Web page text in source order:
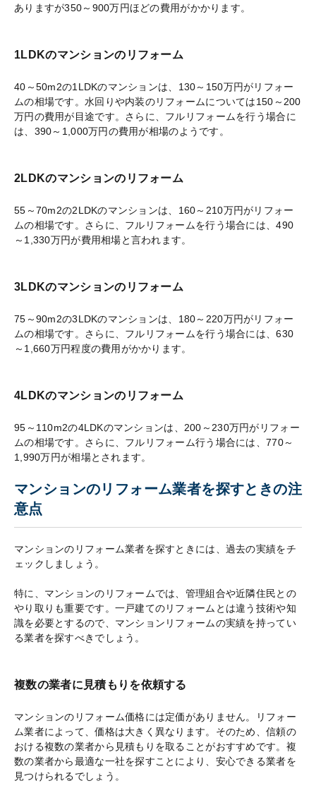
ありますが350～900万円ほどの費用がかかります。
1LDKのマンションのリフォーム
40～50m2の1LDKのマンションは、130～150万円がリフォー
ムの相場です。水回りや内装のリフォームについては150～200
万円の費用が目途です。さらに、フルリフォームを行う場合に
は、390～1,000万円の費用が相場のようです。
2LDKのマンションのリフォーム
55～70m2の2LDKのマンションは、160～210万円がリフォー
ムの相場です。さらに、フルリフォームを行う場合には、490
～1,330万円が費用相場と言われます。
3LDKのマンションのリフォーム
75～90m2の3LDKのマンションは、180～220万円がリフォー
ムの相場です。さらに、フルリフォームを行う場合には、630
～1,660万円程度の費用がかかります。
4LDKのマンションのリフォーム
95～110m2の4LDKのマンションは、200～230万円がリフォー
ムの相場です。さらに、フルリフォーム行う場合には、770～
1,990万円が相場とされます。
マンションのリフォーム業者を探すときの注
意点
マンションのリフォーム業者を探すときには、過去の実績をチ
ェックしましょう。
特に、マンションのリフォームでは、管理組合や近隣住民との
やり取りも重要です。一戸建てのリフォームとは違う技術や知
識を必要とするので、マンションリフォームの実績を持ってい
る業者を探すべきでしょう。
複数の業者に見積もりを依頼する
マンションのリフォーム価格には定価がありません。リフォー
ム業者によって、価格は大きく異なります。そのため、信頼の
おける複数の業者から見積もりを取ることがおすすめです。複
数の業者から最適な一社を探すことにより、安心できる業者を
見つけられるでしょう。